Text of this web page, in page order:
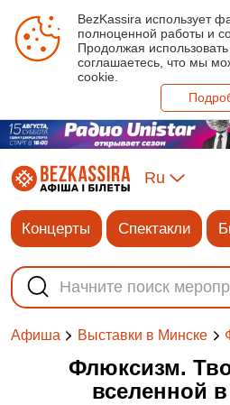
BezKassira использует
полноценной работы и
Продолжая
соглашаетесь, что мы
cookie.
Ru
Концерты Спектакли
Афиша Выставки в Минске
Флюксизм.
вселенной